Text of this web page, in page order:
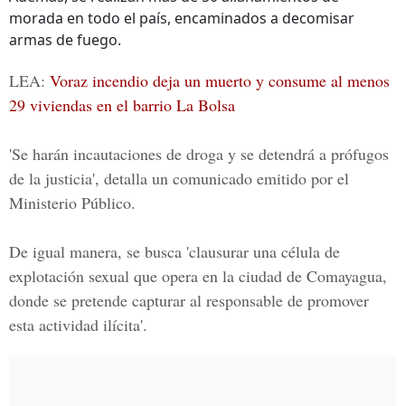
morada en todo el país, encaminados a decomisar
armas de fuego.
LEA: Voraz incendio deja un muerto y consume al menos
29 viviendas en el barrio La Bolsa
'Se harán incautaciones de droga y se detendrá a prófugos
de la justicia', detalla un comunicado emitido por el
Ministerio Público.
De igual manera, se busca 'clausurar una célula de
explotación sexual que opera en la ciudad de Comayagua,
donde se pretende capturar al responsable de promover
esta actividad ilícita'.